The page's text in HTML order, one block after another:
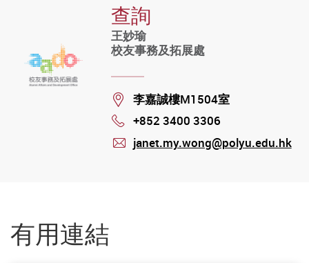
查詢
王妙瑜
校友事務及拓展處
Location
李嘉誠樓M1504室
Phone
+852 3400 3306
janet.my.wong@polyu.edu.hk
有用連結